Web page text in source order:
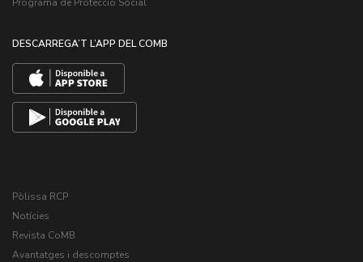
DESCARREGA’T L’APP DEL COMB
Pòlissa RCP
Notícies
Revista CoMB
Avantatges i descomptes